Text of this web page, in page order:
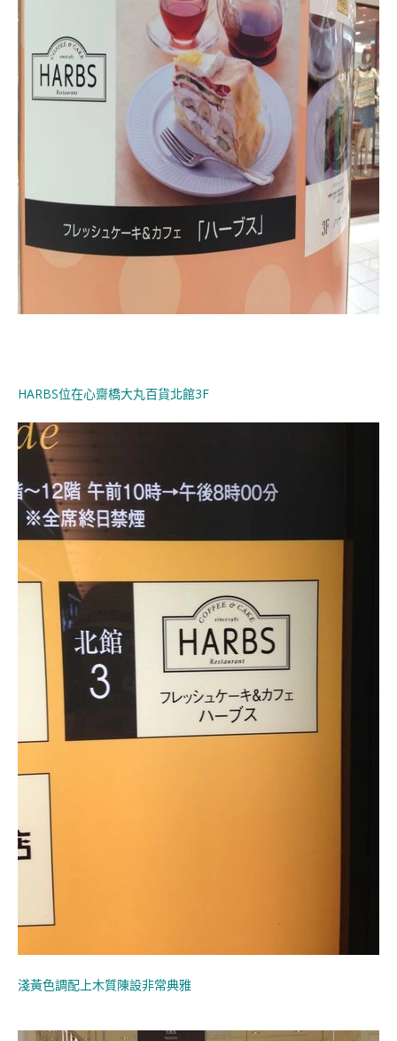
HARBS位在心齋橋大丸百貨北館3F
淺黃色調配上木質陳設非常典雅